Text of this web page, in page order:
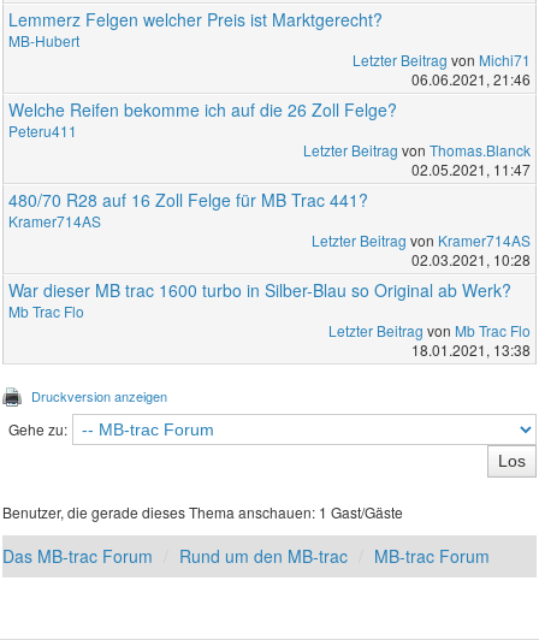
Lemmerz Felgen welcher Preis ist Marktgerecht?
MB-Hubert
Letzter Beitrag von Michi71
06.06.2021, 21:46
Welche Reifen bekomme ich auf die 26 Zoll Felge?
Peteru411
Letzter Beitrag von Thomas.Blanck
02.05.2021, 11:47
480/70 R28 auf 16 Zoll Felge für MB Trac 441?
Kramer714AS
Letzter Beitrag von Kramer714AS
02.03.2021, 10:28
War dieser MB trac 1600 turbo in Silber-Blau so Original ab Werk?
Mb Trac Flo
Letzter Beitrag von Mb Trac Flo
18.01.2021, 13:38
Druckversion anzeigen
Gehe zu:
Benutzer, die gerade dieses Thema anschauen: 1 Gast/Gäste
Das MB-trac Forum Rund um den MB-trac MB-trac Forum